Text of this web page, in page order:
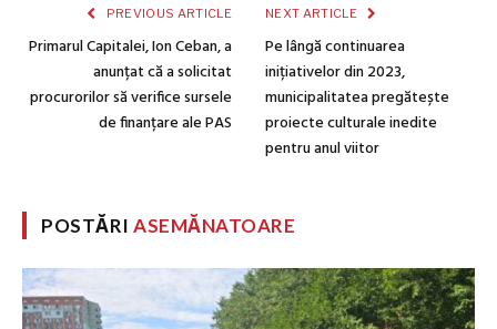
PREVIOUS ARTICLE
Primarul Capitalei, Ion Ceban, a
anunțat că a solicitat
procurorilor să verifice sursele
de finanțare ale PAS
NEXT ARTICLE
Pe lângă continuarea
inițiativelor din 2023,
municipalitatea pregătește
proiecte culturale inedite
pentru anul viitor
POSTĂRIASEMĂNATOARE